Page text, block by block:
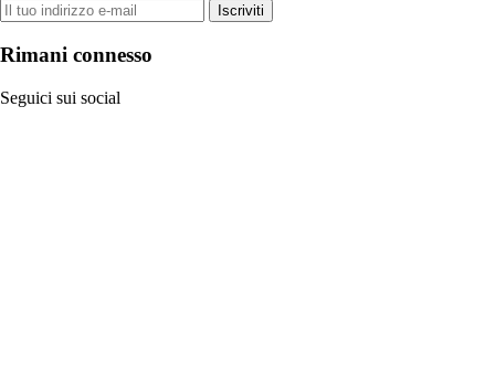
Iscriviti
Rimani connesso
Seguici sui social